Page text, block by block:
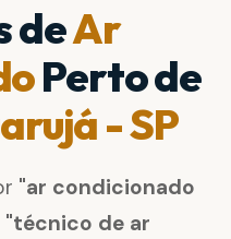
deAr
Perto de
- SP
"ar condicionado
"técnico de ar